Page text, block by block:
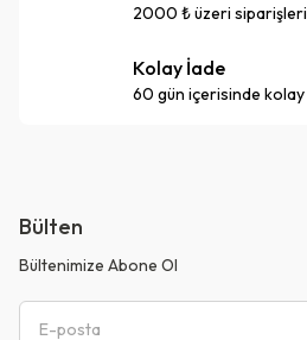
2000 ₺ üzeri
Kolay İade
60 gün içerisinde kolay
Bülten
Bültenimize Abone Ol